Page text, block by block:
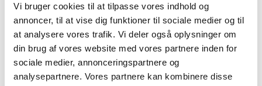
Vi bruger cookies til at tilpasse vores indhold og
annoncer, til at vise dig funktioner til sociale medier og til
at analysere vores trafik. Vi deler også oplysninger om
din brug af vores website med vores partnere inden for
sociale medier, annonceringspartnere og
analysepartnere. Vores partnere kan kombinere disse
Vi tilbyder de fleste af vores burgere med glutenfri bolle.